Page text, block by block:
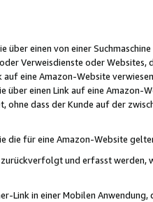
über einen von einer
Verweisdienste oder Websites,
eine Amazon-Website
über einen Link auf eine
ohne dass der Kunde auf der
die für eine Amazon-Website
und erfasst werden,
Link in einer Mobilen